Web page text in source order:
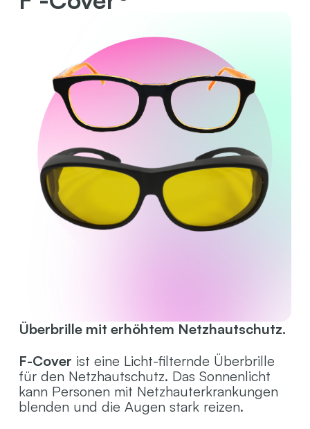
Überbrille mit erhöhtem Netzhautschutz.
F-Cover ist eine Licht-filternde Überbrille
für den Netzhautschutz. Das Sonnenlicht
kann Personen mit Netzhauterkrankungen
blenden und die Augen stark reizen.